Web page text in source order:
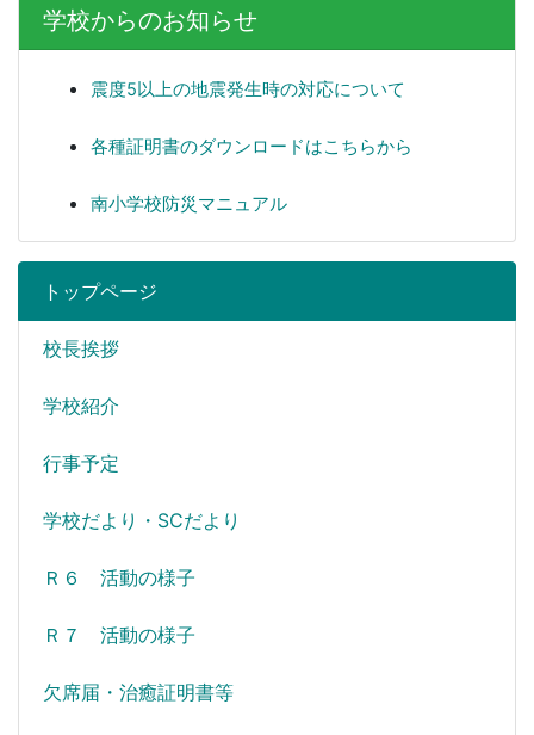
トップページ
校長挨拶
学校紹介
行事予定
学校だより・SCだより
Ｒ６ 活動の様子
Ｒ７ 活動の様子
欠席届・治癒証明書等
学校からのお知らせ
震度5以上の地震発生時の対応について
各種証明書のダウンロードはこちらから
南小学校防災マニュアル